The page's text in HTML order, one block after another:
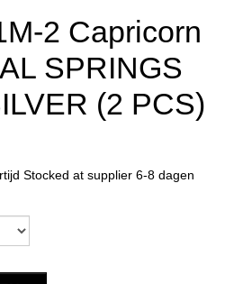
2 Capricorn
SPRINGS
(2 PCS)
Stocked at supplier 6-8 dagen